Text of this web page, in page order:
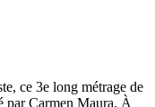
ce 3e long métrage de
par Carmen Maura. À